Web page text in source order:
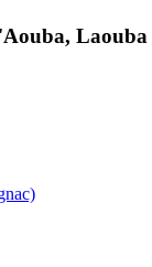
Laouba